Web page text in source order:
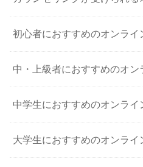
初心者におすすめのオンライ
中・上級者におすすめのオン
中学生におすすめのオンライ
大学生におすすめのオンライ